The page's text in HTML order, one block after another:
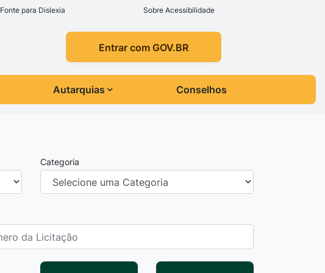
Fonte para Dislexia Sobre Acessibilidade
Entrar com GOV.BR
Autarquias Conselhos
Categoria